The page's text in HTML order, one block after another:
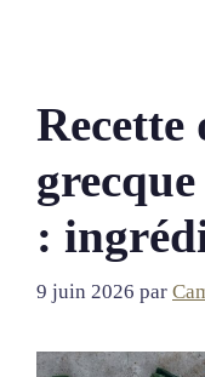
Recette
:
9 juin 2026 par